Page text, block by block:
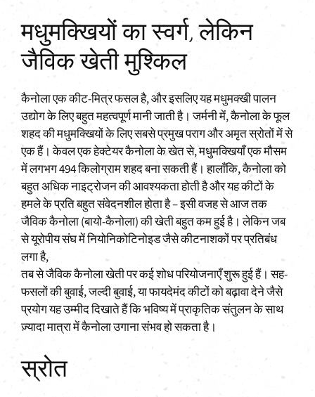
मधुमक्खियों का स्वर्ग, लेकिन
जैविक खेती मुश्किल
कैनोला एक कीट-मित्र फसल है, और इसलिए यह मधुमक्खी पालन
उद्योग के लिए बहुत महत्वपूर्ण मानी जाती है। जर्मनी में, कैनोला के फूल
शहद की मधुमक्खियों के लिए सबसे प्रमुख पराग और अमृत स्रोतों में से
एक हैं। केवल एक हेक्टेयर कैनोला के खेत से, मधुमक्खियाँ एक मौसम
में लगभग 494 किलोग्राम शहद बना सकती हैं। हालाँकि, कैनोला को
बहुत अधिक नाइट्रोजन की आवश्यकता होती है और यह कीटों के
हमले के प्रति बहुत संवेदनशील होता है – इसी वजह से आज तक
जैविक कैनोला (बायो-कैनोला) की खेती बहुत कम हुई है। लेकिन जब
से यूरोपीय संघ में नियोनिकोटिनोइड जैसे कीटनाशकों पर प्रतिबंध
लगा है,
तब से जैविक कैनोला खेती पर कई शोध परियोजनाएँ शुरू हुई हैं। सह-
फसलों की बुवाई, जल्दी बुवाई, या फायदेमंद कीटों को बढ़ावा देने जैसे
प्रयोग यह उम्मीद दिखाते हैं कि भविष्य में प्राकृतिक संतुलन के साथ
ज़्यादा मात्रा में कैनोला उगाना संभव हो सकता है।
स्रोत